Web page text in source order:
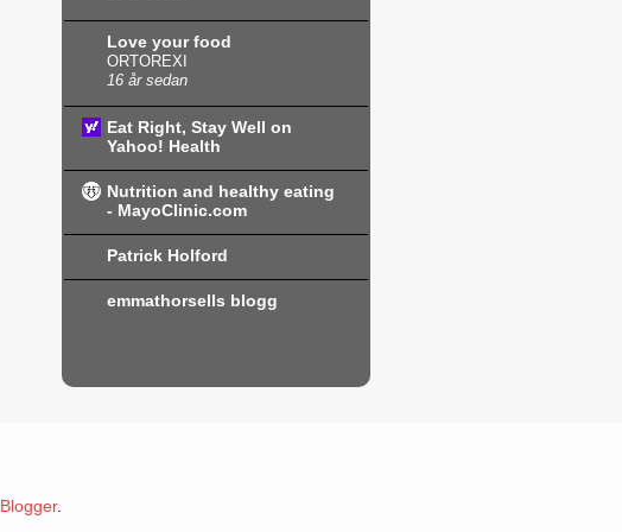
Love your food
ORTOREXI
16 år sedan
Eat Right, Stay Well on
Yahoo! Health
Nutrition and healthy eating
- MayoClinic.com
Patrick Holford
emmathorsells blogg
Blogger.